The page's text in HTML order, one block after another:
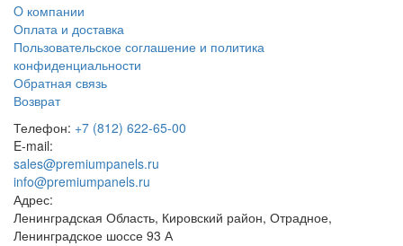
O компании
Оплата и доставка
Пользовательское соглашение и политика
конфиденциальности
Обратная связь
Возврат
Телефон: +7 (812) 622-65-00
E-mail:
sales@premiumpanels.ru
info@premiumpanels.ru
Адрес:
Ленинградская Область, Кировский район, Отрадное,
Ленинградское шоссе 93 А